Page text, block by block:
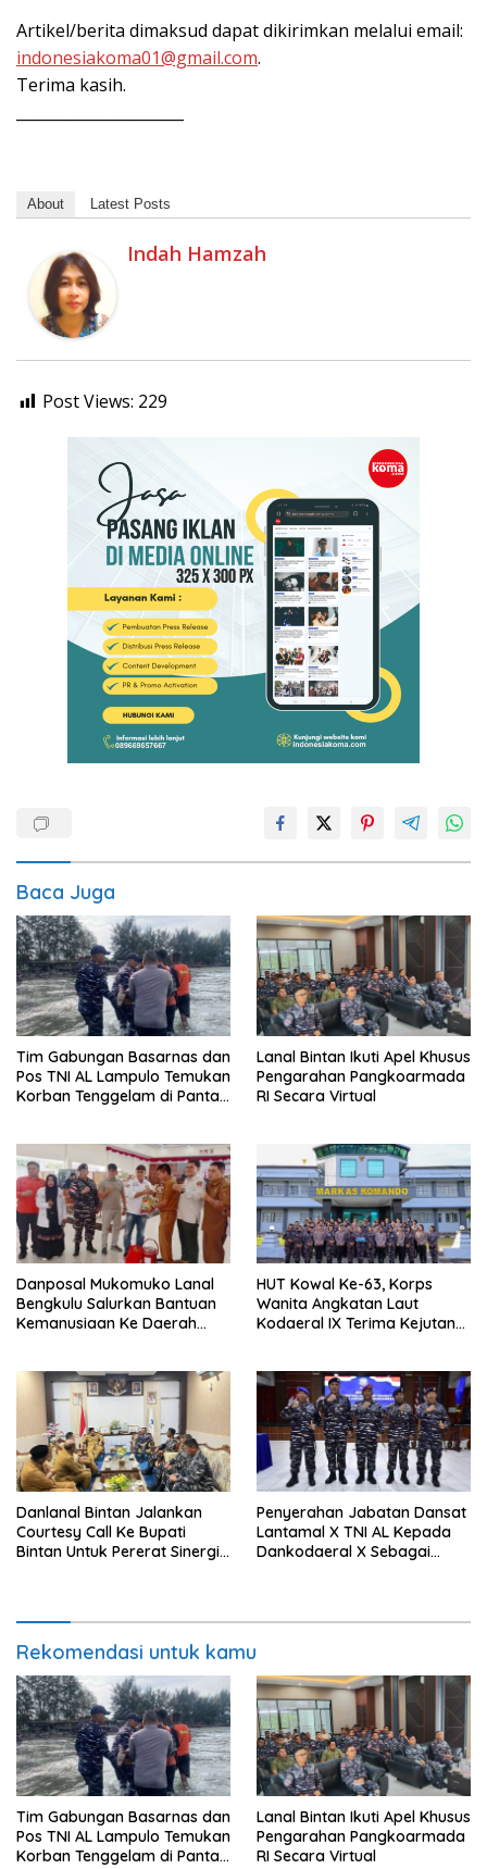
Artikel/berita dimaksud dapat dikirimkan melalui email:
indonesiakoma01@gmail.com.
Terima kasih.
About Latest Posts
Indah Hamzah
Post Views: 229
Baca Juga
Tim Gabungan Basarnas dan
Pos TNI AL Lampulo Temukan
Korban Tenggelam di Pantai
Lanal Bintan Ikuti Apel Khusus
Pengarahan Pangkoarmada
RI Secara Virtual
Danposal Mukomuko Lanal
Bengkulu Salurkan Bantuan
Kemanusiaan Ke Daerah
HUT Kowal Ke-63, Korps
Wanita Angkatan Laut
Kodaeral IX Terima Kejutan
Danlanal Bintan Jalankan
Courtesy Call Ke Bupati
Bintan Untuk Pererat Sinergi
Penyerahan Jabatan Dansat
Lantamal X TNI AL Kepada
Dankodaeral X Sebagai
Rekomendasi untuk kamu
Tim Gabungan Basarnas dan
Pos TNI AL Lampulo Temukan
Korban Tenggelam di Pantai
Lanal Bintan Ikuti Apel Khusus
Pengarahan Pangkoarmada
RI Secara Virtual